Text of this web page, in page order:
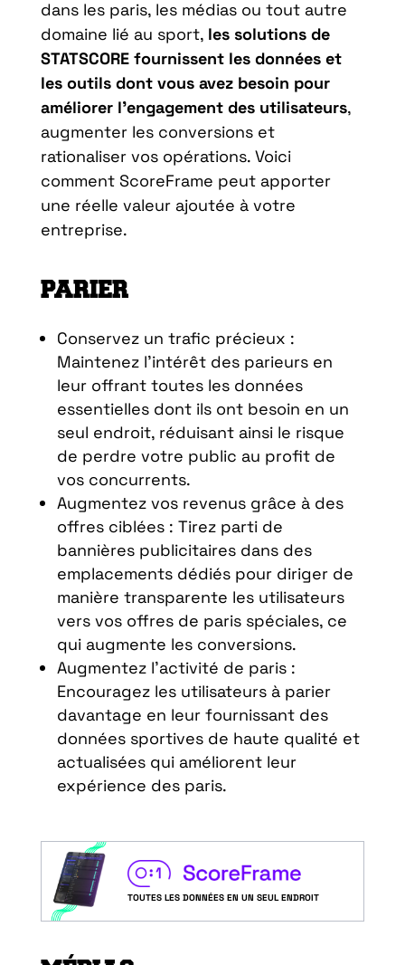
dans les paris, les médias ou tout autre
domaine lié au sport, les solutions de
STATSCORE fournissent les données et
les outils dont vous avez besoin pour
améliorer l’engagement des utilisateurs,
augmenter les conversions et
rationaliser vos opérations. Voici
comment ScoreFrame peut apporter
une réelle valeur ajoutée à votre
entreprise.
PARIER
Conservez un trafic précieux :
Maintenez l’intérêt des parieurs en
leur offrant toutes les données
essentielles dont ils ont besoin en un
seul endroit, réduisant ainsi le risque
de perdre votre public au profit de
vos concurrents.
Augmentez vos revenus grâce à des
offres ciblées : Tirez parti de
bannières publicitaires dans des
emplacements dédiés pour diriger de
manière transparente les utilisateurs
vers vos offres de paris spéciales, ce
qui augmente les conversions.
Augmentez l’activité de paris :
Encouragez les utilisateurs à parier
davantage en leur fournissant des
données sportives de haute qualité et
actualisées qui améliorent leur
expérience des paris.
TOUTES LES DONNÉES EN UN SEUL ENDROIT